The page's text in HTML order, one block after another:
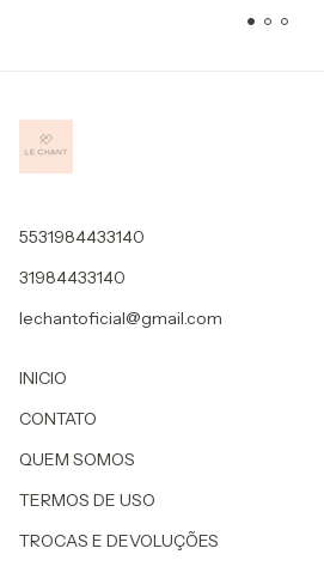
5531984433140
31984433140
lechantoficial@gmail.com
INICIO
CONTATO
QUEM SOMOS
TERMOS DE USO
TROCAS E DEVOLUÇÕES